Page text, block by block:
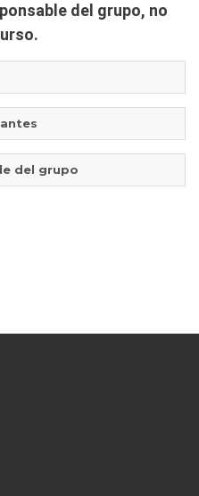
del grupo, no
del grupo